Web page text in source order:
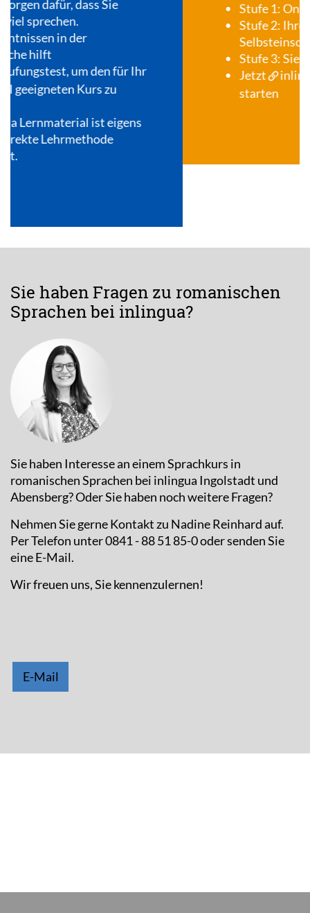
Stufe 1: Online-Test
Stufe 2: Ihre subjektive
Selbsteinschätzung
Stufe 3: Sie erhalten Ihre Auswertung
Jetzt
inlingua Einstufungstest
starten
Sie haben Fragen zu romanischen
Sprachen bei inlingua?
Sie haben Interesse an einem Sprachkurs in
romanischen Sprachen bei inlingua Ingolstadt und
Abensberg? Oder Sie haben noch weitere Fragen?
Nehmen Sie gerne Kontakt zu Nadine Reinhard auf.
Per Telefon unter 0841 - 88 51 85-0 oder senden Sie
eine E-Mail.
Wir freuen uns, Sie kennenzulernen!